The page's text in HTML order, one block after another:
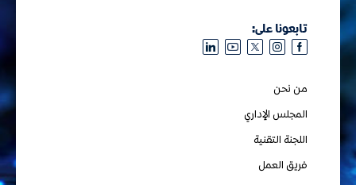
تابعونا على:
من نحن
المجلس الإداري
اللجنة التقنية
فريق العمل